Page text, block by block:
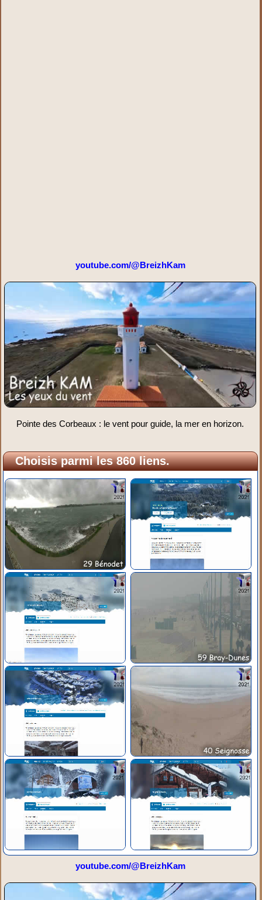
youtube.com/@BreizhKam
Pointe des Corbeaux : le vent pour guide, la mer en horizon.
Choisis parmi les 860 liens.
youtube.com/@BreizhKam